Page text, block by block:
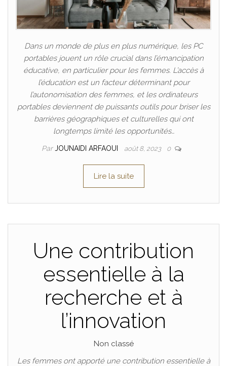
Dans un monde de plus en plus numérique, les PC
portables jouent un rôle crucial dans l’émancipation
éducative, en particulier pour les femmes. L’accès à
l’éducation est un facteur déterminant pour
l’autonomisation des femmes, et les ordinateurs
portables deviennent de puissants outils pour briser les
barrières géographiques et culturelles qui ont
longtemps limité les opportunités…
ParJOUNAIDI ARFAOUI août 8, 2023 0
Lire la suite
Une contribution
essentielle à la
recherche et à
l’innovation
Non classé
Les femmes ont apporté une contribution essentielle à